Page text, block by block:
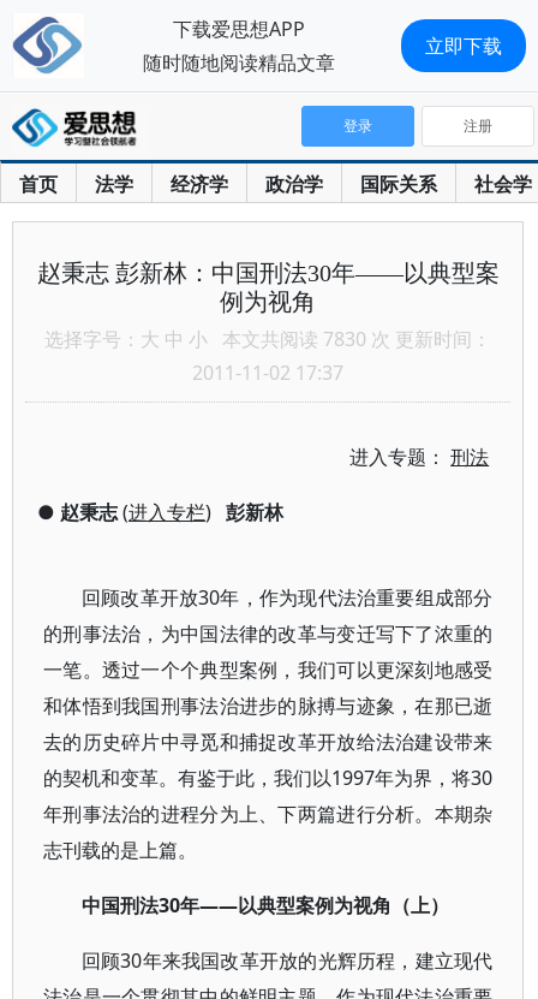
首页 法学 经济学 政治学 国际关系 社会学
登录 注册
赵秉志 彭新林：中国刑法30年——以典型案
例为视角
选择字号： 大 中 小 本文共阅读 7830 次 更新时间：
2011-11-02 17:37
进入专题：刑法
● 赵秉志(进入专栏) 彭新林
回顾改革开放30年，作为现代法治重要组成部分
的刑事法治，为中国法律的改革与变迁写下了浓重的
一笔。透过一个个典型案例，我们可以更深刻地感受
和体悟到我国刑事法治进步的脉搏与迹象，在那已逝
去的历史碎片中寻觅和捕捉改革开放给法治建设带来
的契机和变革。有鉴于此，我们以1997年为界，将30
年刑事法治的进程分为上、下两篇进行分析。本期杂
志刊载的是上篇。
中国刑法30年——以典型案例为视角（上）
回顾30年来我国改革开放的光辉历程，建立现代
下载爱思想APP
随时随地阅读精品文章
立即下载